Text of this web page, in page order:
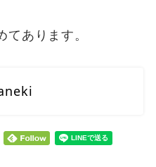
あります。